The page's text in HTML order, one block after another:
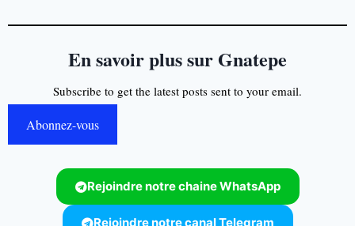
En savoir plus sur Gnatepe
Subscribe to get the latest posts sent to your email.
Abonnez-vous
Rejoindre notre chaine WhatsApp
Rejoindre notre canal Telegram